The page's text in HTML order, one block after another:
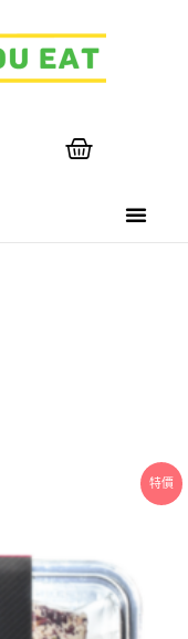
特價